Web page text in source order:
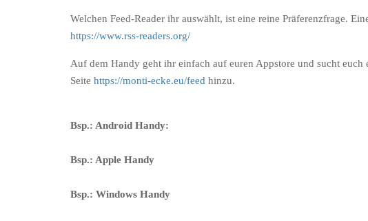
Welchen Feed-Reader ihr auswählt, ist eine reine Präferenzfrage.
https://www.rss-readers.org/
Auf dem Handy geht ihr einfach auf euren Appstore und sucht
Seite https://monti-ecke.eu/feed hinzu.
Bsp.: Android Handy:
Bsp.: Apple Handy
Bsp.: Windows Handy